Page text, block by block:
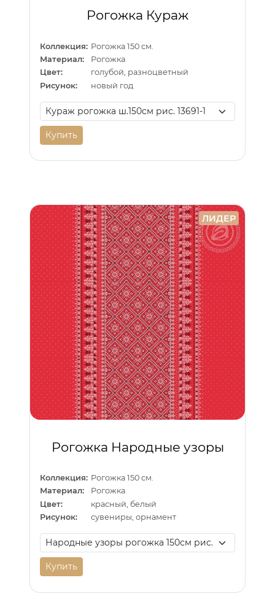
Рогожка Кураж
Коллекция: Рогожка 150 см.
Материал:
Рогожка
Цвет:
голубой, разноцветный
Рисунок:
новый год
Купить
ЛИДЕР
Рогожка Народные узоры
Коллекция: Рогожка 150 см.
Материал:
Рогожка
Цвет:
красный, белый
Рисунок:
сувениры, орнамент
Купить